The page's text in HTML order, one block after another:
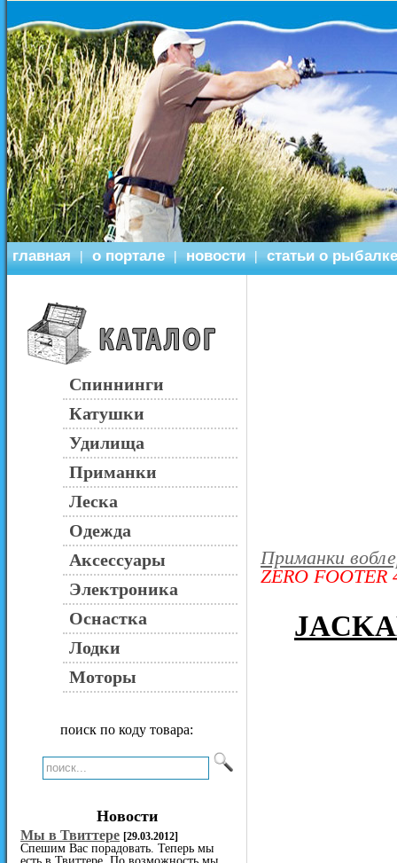
главная | о портале | новости | статьи о рыбалке
Спиннинги
Катушки
Удилища
Приманки
Леска
Одежда
Аксессуары
Электроника
Оснастка
Лодки
Моторы
поиск по коду товара:
Новости
Мы в Твиттере [29.03.2012]
Спешим Вас порадовать. Теперь мы
есть в Твиттере. По возможность мы
Приманки
ZERO FOOTER